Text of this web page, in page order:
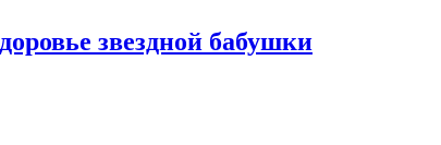
звездной бабушки